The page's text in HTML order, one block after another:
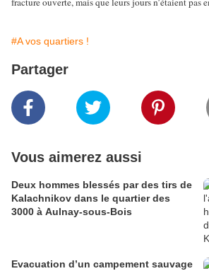
#A vos quartiers !
Partager
Vous aimerez aussi
Deux hommes blessés par des tirs de
Kalachnikov dans le quartier des
3000 à Aulnay-sous-Bois
Evacuation d’un campement sauvage